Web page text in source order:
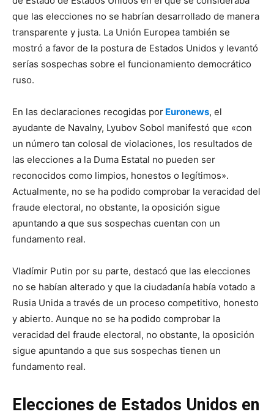
que las elecciones no se habrían desarrollado de manera
transparente y justa. La Unión Europea también se
mostró a favor de la postura de Estados Unidos y levantó
serías sospechas sobre el funcionamiento democrático
ruso.
En las declaraciones recogidas por Euronews, el
ayudante de Navalny, Lyubov Sobol manifestó que «con
un número tan colosal de violaciones, los resultados de
las elecciones a la Duma Estatal no pueden ser
reconocidos como limpios, honestos o legítimos».
Actualmente, no se ha podido comprobar la veracidad del
fraude electoral, no obstante, la oposición sigue
apuntando a que sus sospechas cuentan con un
fundamento real.
Vladímir Putin por su parte, destacó que las elecciones
no se habían alterado y que la ciudadanía había votado a
Rusia Unida a través de un proceso competitivo, honesto
y abierto. Aunque no se ha podido comprobar la
veracidad del fraude electoral, no obstante, la oposición
sigue apuntando a que sus sospechas tienen un
fundamento real.
Elecciones de Estados Unidos en